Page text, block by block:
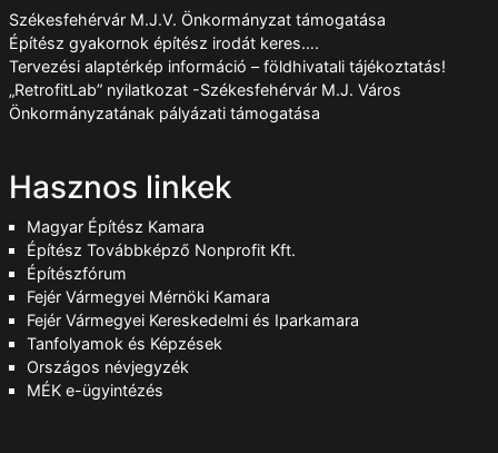
Székesfehérvár M.J.V. Önkormányzat támogatása
Építész gyakornok építész irodát keres….
Tervezési alaptérkép információ – földhivatali tájékoztatás!
„RetrofitLab” nyilatkozat -Székesfehérvár M.J. Város
Önkormányzatának pályázati támogatása
Hasznos linkek
Magyar Építész Kamara
Építész Továbbképző Nonprofit Kft.
Építészfórum
Fejér Vármegyei Mérnöki Kamara
Fejér Vármegyei Kereskedelmi és Iparkamara
Tanfolyamok és Képzések
Országos névjegyzék
MÉK e-ügyintézés